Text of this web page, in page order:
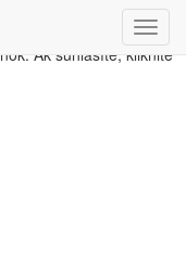
pomôžu získať to
Ak súhlasíte, kliknite